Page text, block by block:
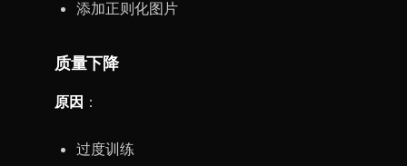
添加正则化图片
质量下降
原因 ：
过度训练